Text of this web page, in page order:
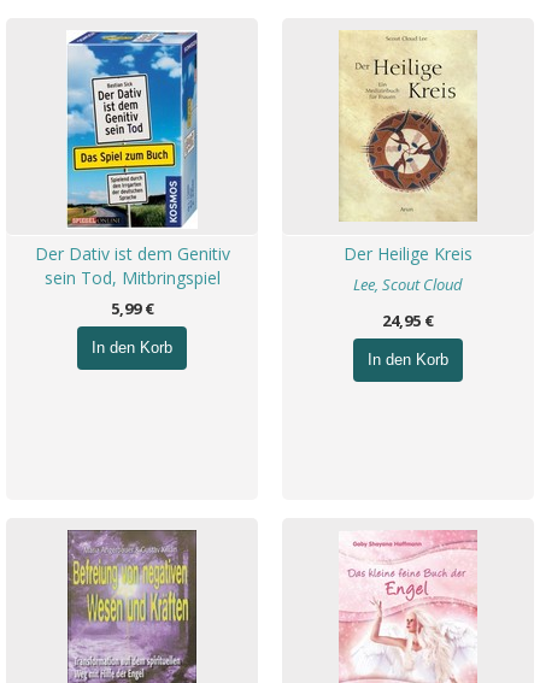
Der Dativ ist dem Genitiv
sein Tod, Mitbringspiel
5,99 €
In den Korb
Der Heilige Kreis
Lee, Scout Cloud
24,95 €
In den Korb